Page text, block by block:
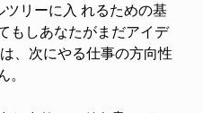
リーに入 れるための基
もしあなたがまだアイデ
、次にやる仕事の方向性
。